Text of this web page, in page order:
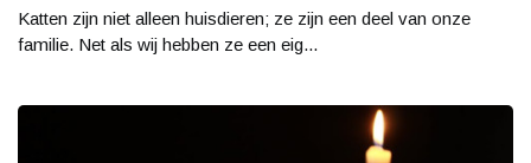
Katten zijn niet alleen huisdieren; ze zijn een deel van onze
familie. Net als wij hebben ze een eig...